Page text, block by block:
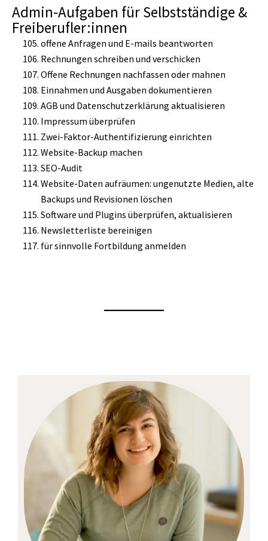
Admin-Aufgaben für Selbstständige &
Freiberufler:innen
offene Anfragen und E-mails beantworten
Rechnungen schreiben und verschicken
Offene Rechnungen nachfassen oder mahnen
Einnahmen und Ausgaben dokumentieren
AGB und Datenschutzerklärung aktualisieren
Impressum überprüfen
Zwei-Faktor-Authentifizierung einrichten
Website-Backup machen
SEO-Audit
Website-Daten aufräumen: ungenutzte Medien, alte
Backups und Revisionen löschen
Software und Plugins überprüfen, aktualisieren
Newsletterliste bereinigen
für sinnvolle Fortbildung anmelden